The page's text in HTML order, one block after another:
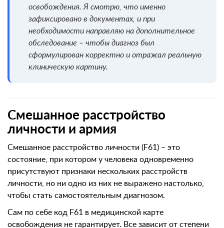
освобождения. Я смотрю, что именно
зафиксировано в документах, и при
необходимости направляю на дополнительное
обследование – чтобы диагноз был
сформулирован корректно и отражал реальную
клиническую картину.
Смешанное расстройство
личности и армия
Смешанное расстройство личности (F61) – это
состояние, при котором у человека одновременно
присутствуют признаки нескольких расстройств
личности, но ни одно из них не выражено настолько,
чтобы стать самостоятельным диагнозом.
Сам по себе код F61 в медицинской карте
освобождения не гарантирует. Все зависит от степени